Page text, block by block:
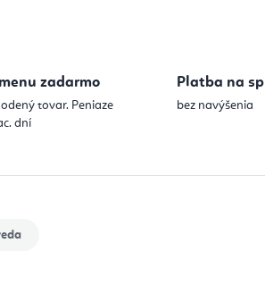
zadarmo
tovar. Peniaze
dní
Platba na
bez navýšenia